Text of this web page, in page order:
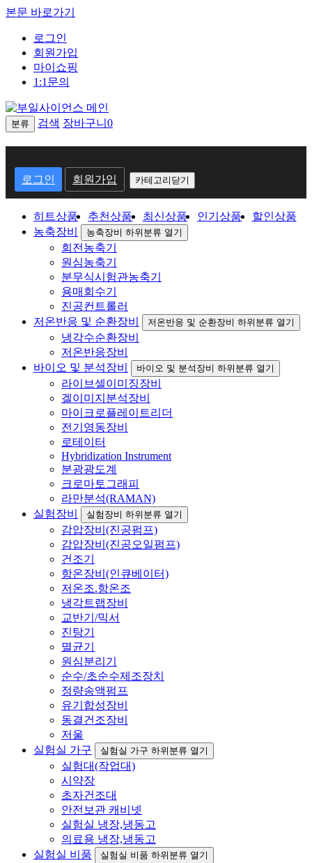
본문 바로가기
로그인
회원가입
마이쇼핑
1:1문의
분류 검색 장바구니 0
원
로
그
로그인 회원가입 카테고리닫기
히트상품 추천상품 최신상품 인기상품
할인상품
농축장비
농축장비 하위분류 열기
회전농축기
원심농축기
분무식시험관농축기
용매회수기
진공컨트롤러
저온반응 및 순환장비
저온반응 및 순환장비 하위분류 열기
냉각수순환장비
저온반응장비
바이오 및 분석장비
바이오 및 분석장비 하위분류 열기
라이브셀이미징장비
겔이미지분석장비
마이크로플레이트리더
전기영동장비
로테이터
Hybridization Instrument
분광광도계
크로마토그래피
라만분석(RAMAN)
실험장비
실험장비 하위분류 열기
감압장비(진공펌프)
감압장비(진공오일펌프)
건조기
항온장비(인큐베이터)
저온조.항온조
냉각트랩장비
교반기/믹서
진탕기
멸균기
원심분리기
순수/초순수제조장치
정량송액펌프
유기합성장비
동결건조장비
저울
실험실 가구
실험실 가구 하위분류 열기
실험대(작업대)
시약장
초자건조대
안전보관 캐비넷
실험실 냉장,냉동고
의료용 냉장,냉동고
실험실 비품
실험실 비품 하위분류 열기